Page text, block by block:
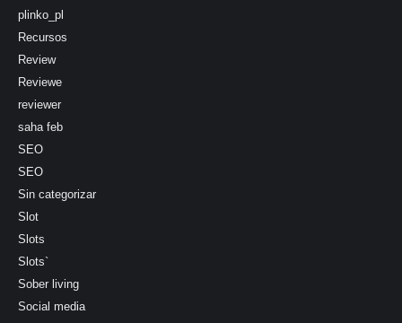
plinko_pl
Recursos
Review
Reviewe
reviewer
saha feb
SEO
SEO
Sin categorizar
Slot
Slots
Slots`
Sober living
Social media